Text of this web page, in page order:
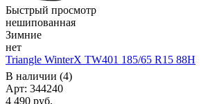
Быстрый просмотр
нешипованная
Зимние
нет
Triangle WinterX TW401 185/65 R15 88H
В наличии (4)
Арт: 344240
4 490 руб.